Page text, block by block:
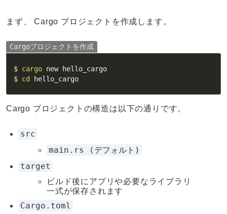
まず、 Cargo プロジェクトを作成します。
Cargoプロジェクトを作成
$ cargo new hello_cargo
$ cd hello_cargo
Cargo プロジェクトの構造は以下の通りです。
src
main.rs (デフォルト)
target
ビルド後にアプリや必要なライブラリ
一式が保存されます
Cargo.toml